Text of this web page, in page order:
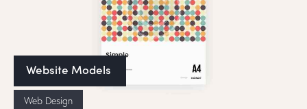
Website Models
Web Design